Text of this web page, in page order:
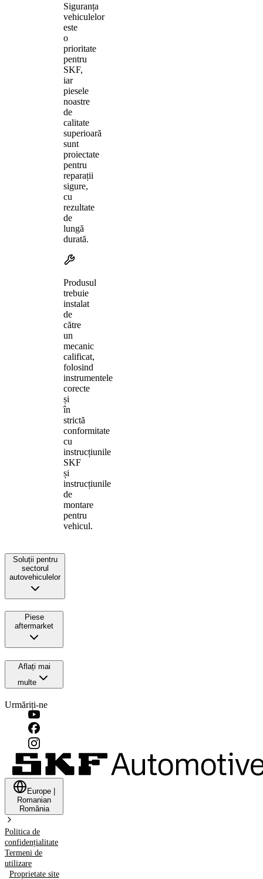
Siguranța
vehiculelor
este
o
prioritate
pentru
SKF,
iar
piesele
noastre
de
calitate
superioară
sunt
proiectate
pentru
reparații
sigure,
cu
rezultate
de
lungă
durată.
Produsul
trebuie
instalat
de
către
un
mecanic
calificat,
folosind
instrumentele
corecte
și
în
strictă
conformitate
cu
instrucțiunile
SKF
și
instrucțiunile
de
montare
pentru
vehicul.
Soluții pentru
sectorul
autovehiculelor
Piese
aftermarket
Aflați mai
multe
Urmăriți-ne
Europe
Romanian
România
Politica de
confidențialitate
Termeni de
utilizare
Proprietate site